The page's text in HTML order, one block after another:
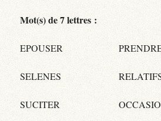
Mot(s) de 7 lettres :
EPOUSER
SELENES
SUCITER